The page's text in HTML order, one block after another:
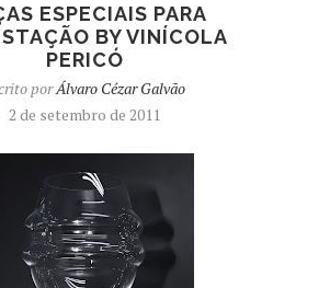
ESPECIAIS PARA
BY VINÍCOLA
PERICÓ
porÁlvaro Cézar Galvão
2 de setembro de 2011